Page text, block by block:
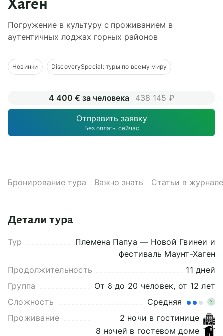
О компании
Журнал
Подписаться
Хаген
4 400 € за человека 438 145 ₽
Погружение в культуру с проживанием в
аутентичных лоджах горных районов
Новинки DiscoverySpecial: туры по всему миру
Отправить заявку
Без оплаты сейчас
Бронирование тура Важно знать Статьи в журнале
Детали тура
Тур
Племена Папуа — Новой Гвинеи и
фестиваль Маунт-Хаген
Продолжительность
11 дней
Группа
От 8 до 20 человек, от 12 лет
Сложность
Средняя ?
Проживание
2 ночи в гостинице
8 ночей в гостевом доме